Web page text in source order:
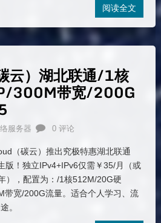
阅读全文
云）湖北联通/1核
300M带宽/200G
服务器 0 评论
（碳云）推出究极特惠湖北联通
版！独立IPv4+IPv6仅需￥35/月（或
），配置为：/1核512M/20G硬
带宽/200G流量。适合个人学习、流
。